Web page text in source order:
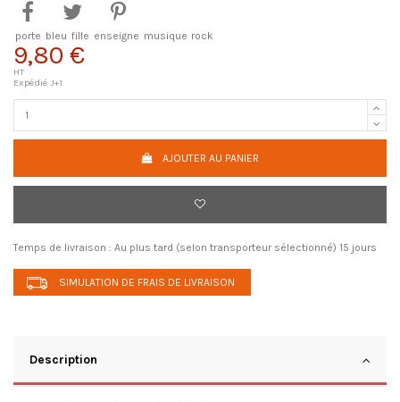
porte bleu fille enseigne musique rock
9,80 €
HT
Expédié J+1
AJOUTER AU PANIER
Temps de livraison : Au plus tard (selon transporteur sélectionné) 15 jours
SIMULATION DE FRAIS DE LIVRAISON
Description